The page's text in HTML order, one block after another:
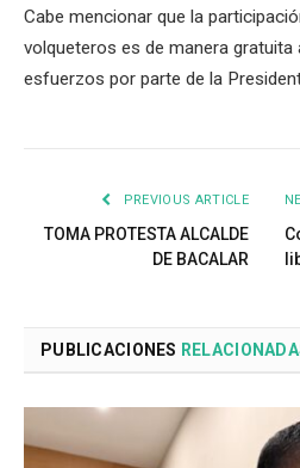
Cabe mencionar que la
volqueteros es de manera
esfuerzos por parte de la
PREVIOUS ARTICLE
TOMA PROTESTA ALCALDE
DE BACALAR
PUBLICACIONES